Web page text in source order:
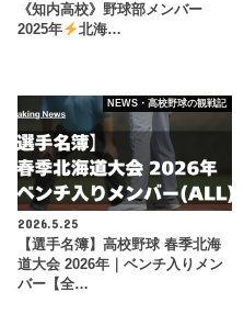
《知内高校》野球部メンバー
2025年
北海…
NEWS・高校野球の観戦記
2026.5.25
【選手名簿】高校野球 春季北海
道大会 2026年｜ベンチ入りメン
バー【全…